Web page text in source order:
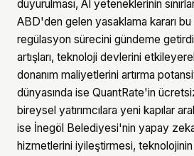
duyurulması, AI yeteneklerinin
ABD'den gelen yasaklama kararı
regülasyon sürecini gündeme
artışları, teknoloji devlerini
donanım maliyetlerini artırma
dünyasında ise QuantRate'in
bireysel yatırımcılara yeni kapılar
ise İnegöl Belediyesi'nin yapay
hizmetlerini iyileştirmesi, teknolojinin